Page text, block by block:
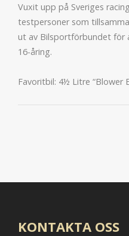
Vuxit upp på Sveriges
testpersoner som
ut av Bilsportförbundet för
16-åring.
Favoritbil: 4½ Litre “Blower
KONTAKTA OSS